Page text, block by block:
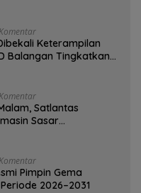
Keterampilan
Balangan Tingkatkan
Satlantas
Sasar
Pimpin Gema
2026–2031